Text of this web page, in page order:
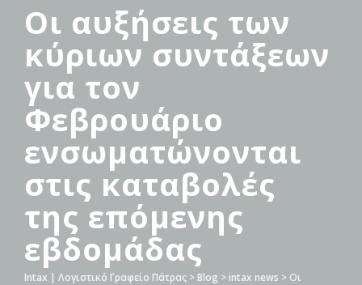
Οι αυξήσεις των
κύριων συντάξεων
για τον
Φεβρουάριο
ενσωματώνονται
στις καταβολές
της επόμενης
εβδομάδας
Intax | Λογιστικό Γραφείο Πάτρας > Blog > intax news > Οι